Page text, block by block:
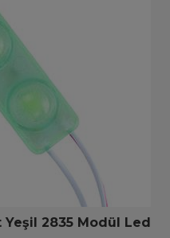
Yeşil 2835 Modül Led